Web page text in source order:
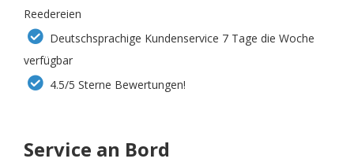
Reedereien
Deutschsprachige Kundenservice 7 Tage die Woche
verfügbar
4.5/5 Sterne Bewertungen!
Service an Bord